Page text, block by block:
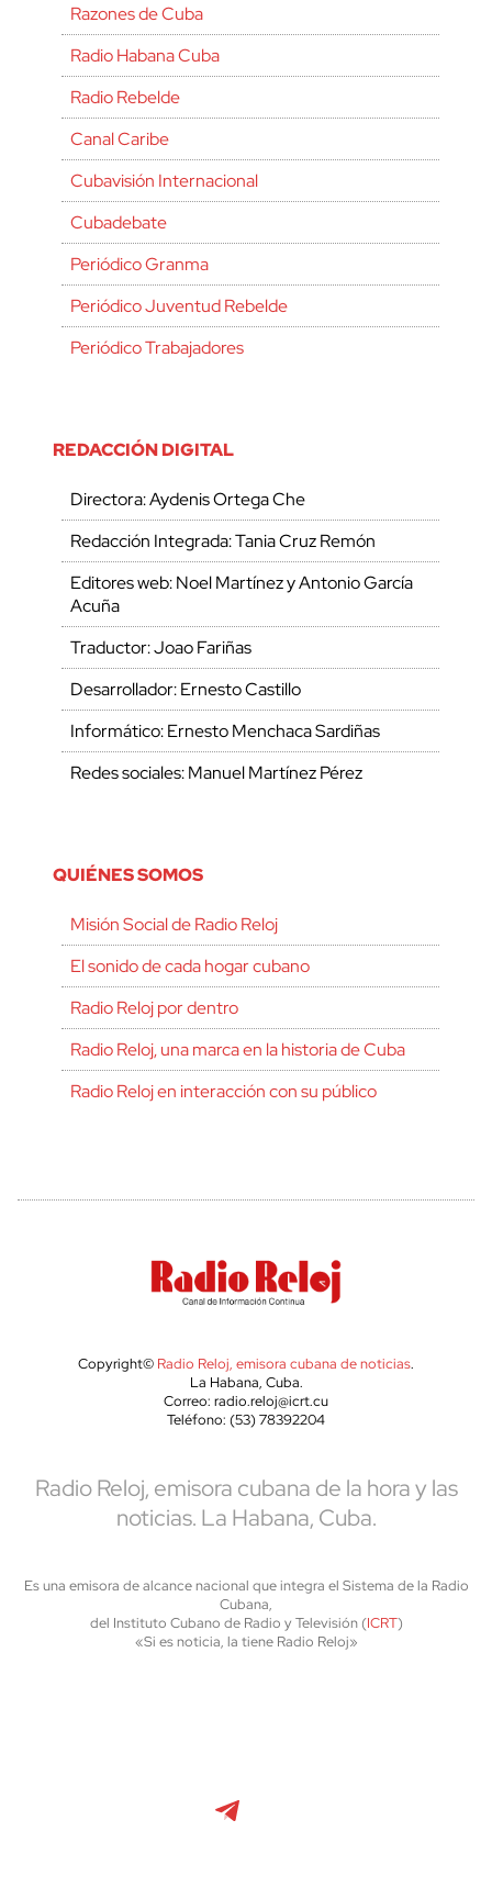
Razones de Cuba
Radio Habana Cuba
Radio Rebelde
Canal Caribe
Cubavisión Internacional
Cubadebate
Periódico Granma
Periódico Juventud Rebelde
Periódico Trabajadores
REDACCIÓN DIGITAL
Directora: Aydenis Ortega Che
Redacción Integrada: Tania Cruz Remón
Editores web: Noel Martínez y Antonio García
Acuña
Traductor: Joao Fariñas
Desarrollador: Ernesto Castillo
Informático: Ernesto Menchaca Sardiñas
Redes sociales: Manuel Martínez Pérez
QUIÉNES SOMOS
Misión Social de Radio Reloj
El sonido de cada hogar cubano
Radio Reloj por dentro
Radio Reloj, una marca en la historia de Cuba
Radio Reloj en interacción con su público
Copyright© Radio Reloj, emisora cubana de noticias.
La Habana, Cuba.
Correo: radio.reloj@icrt.cu
Teléfono: (53) 78392204
Radio Reloj, emisora cubana de la hora y las
noticias. La Habana, Cuba.
Es una emisora de alcance nacional que integra el Sistema de la Radio
Cubana,
del Instituto Cubano de Radio y Televisión (ICRT)
«Si es noticia, la tiene Radio Reloj»